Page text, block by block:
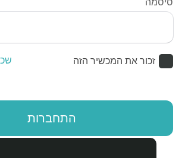
זכור את המכשיר הזה
התחברות